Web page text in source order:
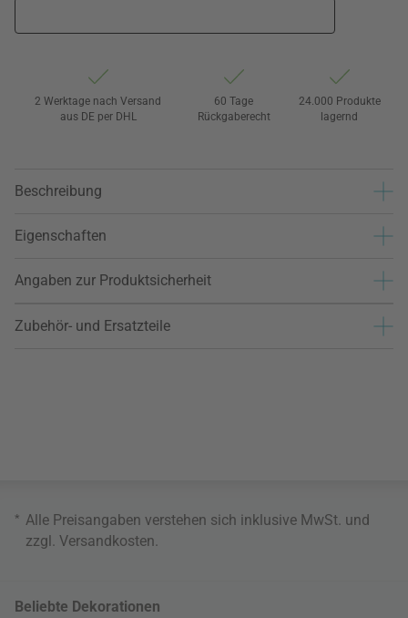
2 Werktage nach Versand
aus DE per DHL
60 Tage
Rückgaberecht
24.000 Produkte
lagernd
Beschreibung
Eigenschaften
Angaben zur Produktsicherheit
Zubehör- und Ersatzteile
* Alle Preisangaben verstehen sich inklusive MwSt. und
zzgl. Versandkosten
Beliebte Dekorationen